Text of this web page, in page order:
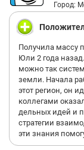
Город:
Получила массу
Юли 2 года
можно так
земли. Начала
этот регион, он
коллегами
дельных идей и
стратегии
эти знания